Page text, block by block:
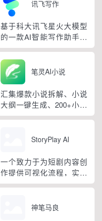
能。
讯飞写作
基于科大讯飞星火大模型
的一款AI智能写作助手，
支持AI对话、多场景模
板、AI工具润色改写扩写
缩写续写、AI文生图图生
图、素材写作等功能，全
方位提升用户的写作效
率。
笔灵AI小说
汇集爆款小说拆解、小说
大纲一键生成、200+小说
生成器、总结网文大神写
StoryPlay AI
一个致力于为短剧内容创
作提供可视化流程，实现
剧本策划、剧本创作、剧
作全工作流的AI赋能，实
神笔马良